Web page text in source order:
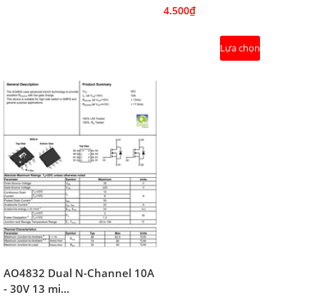
4.500₫
Lựa chọn
AO4832 Dual N-Channel 10A
- 30V 13 mi...